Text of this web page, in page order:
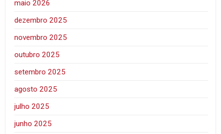
maio 2026
dezembro 2025
novembro 2025
outubro 2025
setembro 2025
agosto 2025
julho 2025
junho 2025